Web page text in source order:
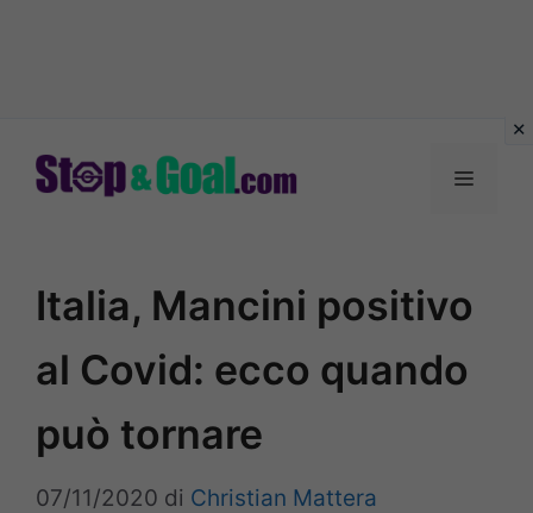
Menu
Italia, Mancini positivo
al Covid: ecco quando
può tornare
07/11/2020 di Christian Mattera